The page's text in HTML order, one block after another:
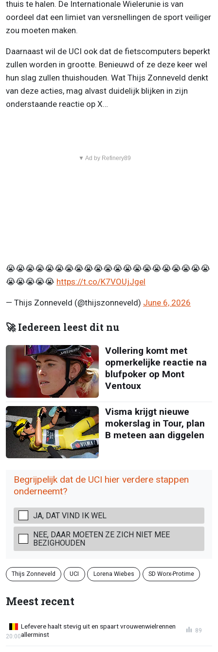
thuis te halen. De Internationale Wielerunie is van
oordeel dat een limiet van versnellingen de sport veiliger
zou moeten maken.
Daarnaast wil de UCI ook dat de fietscomputers beperkt
zullen worden in grootte. Benieuwd of ze deze keer wel
hun slag zullen thuishouden. Wat Thijs Zonneveld denkt
van deze acties, mag alvast duidelijk blijken in zijn
onderstaande reactie op X…
▼ Ad by Refinery89
😭😭😭😭😭😭😭😭😭😭😭😭😭😭😭😭😭😭😭😭😭
😭😭😭😭😭 https://t.co/K7VOUjJgel
— Thijs Zonneveld (@thijszonneveld) June 6, 2026
🚀 Iedereen leest dit nu
Vollering komt met
opmerkelijke reactie na
blufpoker op Mont
Ventoux
Visma krijgt nieuwe
mokerslag in Tour, plan
B meteen aan diggelen
Begrijpelijk dat de UCI hier verdere stappen
onderneemt?
JA, DAT VIND IK WEL
NEE, DAAR MOETEN ZE ZICH NIET MEE
BEZIGHOUDEN
Thijs Zonneveld UCI Lorena Wiebes SD Worx-Protime
Meest recent
Lefevere haalt stevig uit en spaart vrouwenwielrennen
allerminst
20:00
89